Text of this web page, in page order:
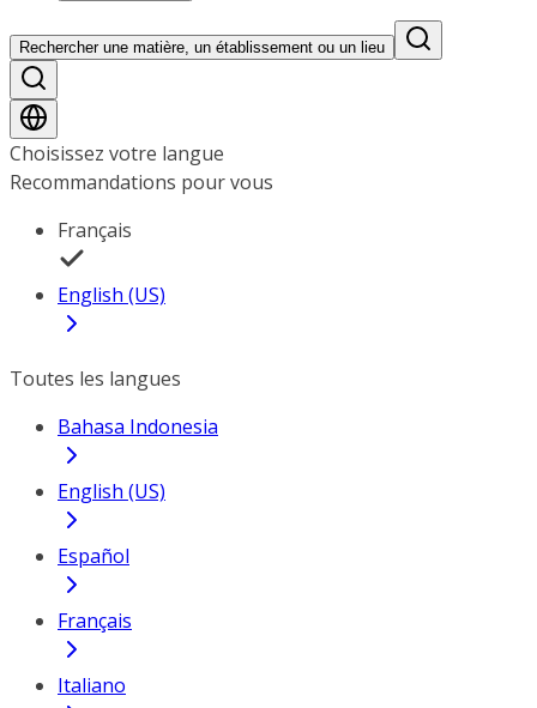
Rechercher une matière, un établissement ou un lieu
Choisissez votre langue
Recommandations pour vous
Français
English (US)
Toutes les langues
Bahasa Indonesia
English (US)
Español
Français
Italiano